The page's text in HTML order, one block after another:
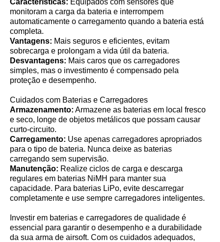
Características: Equipados com sensores que
monitoram a carga da bateria e interrompem
automaticamente o carregamento quando a bateria está
completa.
Vantagens: Mais seguros e eficientes, evitam
sobrecarga e prolongam a vida útil da bateria.
Desvantagens: Mais caros que os carregadores
simples, mas o investimento é compensado pela
proteção e desempenho.
Cuidados com Baterias e Carregadores
Armazenamento: Armazene as baterias em local fresco
e seco, longe de objetos metálicos que possam causar
curto-circuito.
Carregamento: Use apenas carregadores apropriados
para o tipo de bateria. Nunca deixe as baterias
carregando sem supervisão.
Manutenção: Realize ciclos de carga e descarga
regulares em baterias NiMH para manter sua
capacidade. Para baterias LiPo, evite descarregar
completamente e use sempre carregadores inteligentes.
Investir em baterias e carregadores de qualidade é
essencial para garantir o desempenho e a durabilidade
da sua arma de airsoft. Com os cuidados adequados,